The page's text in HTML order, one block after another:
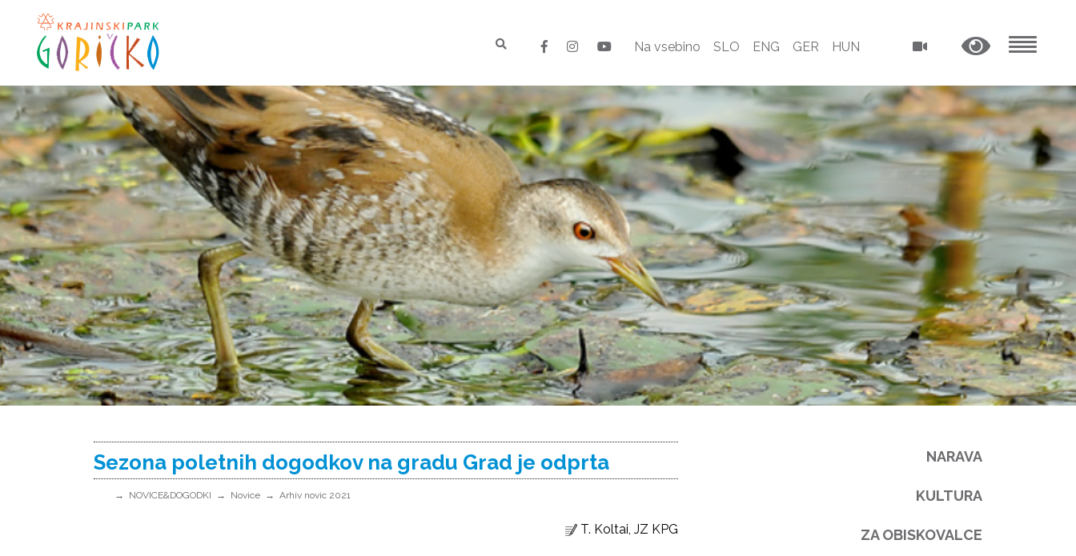
Na vsebino SLO ENG GER HUN
Sezona poletnih dogodkov na gradu Grad je odprta
NOVICE&DOGODKI Novice Arhiv novic 2021
T. Koltai, JZ KPG
NARAVA
KULTURA
ZA OBISKOVALCE